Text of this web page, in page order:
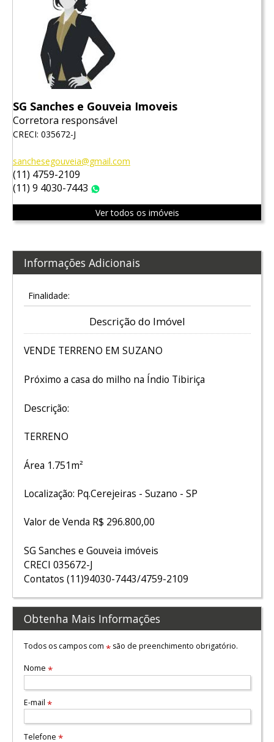
SG Sanches e Gouveia Imoveis
Corretora responsável
CRECI: 035672-J
sanchesegouveia@gmail.com
(11) 4759-2109
(11) 9 4030-7443
Ver todos os imóveis
Informações Adicionais
Finalidade:
Descrição do Imóvel
VENDE TERRENO EM SUZANO
Próximo a casa do milho na Índio Tibiriça
Descrição:
TERRENO
Área 1.751m²
Localização: Pq.Cerejeiras - Suzano - SP
Valor de Venda R$ 296.800,00
SG Sanches e Gouveia imóveis
CRECI 035672-J
Contatos (11)94030-7443/4759-2109
Obtenha Mais Informações
Todos os campos com *são de preenchimento obrigatório.
Nome *
E-mail *
Telefone *